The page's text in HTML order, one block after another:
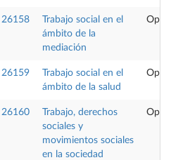
26158
Trabajo social en el
ámbito de la
mediación
26159
Trabajo social en el
ámbito de la salud
26160
Trabajo, derechos
sociales y
movimientos sociales
en la sociedad